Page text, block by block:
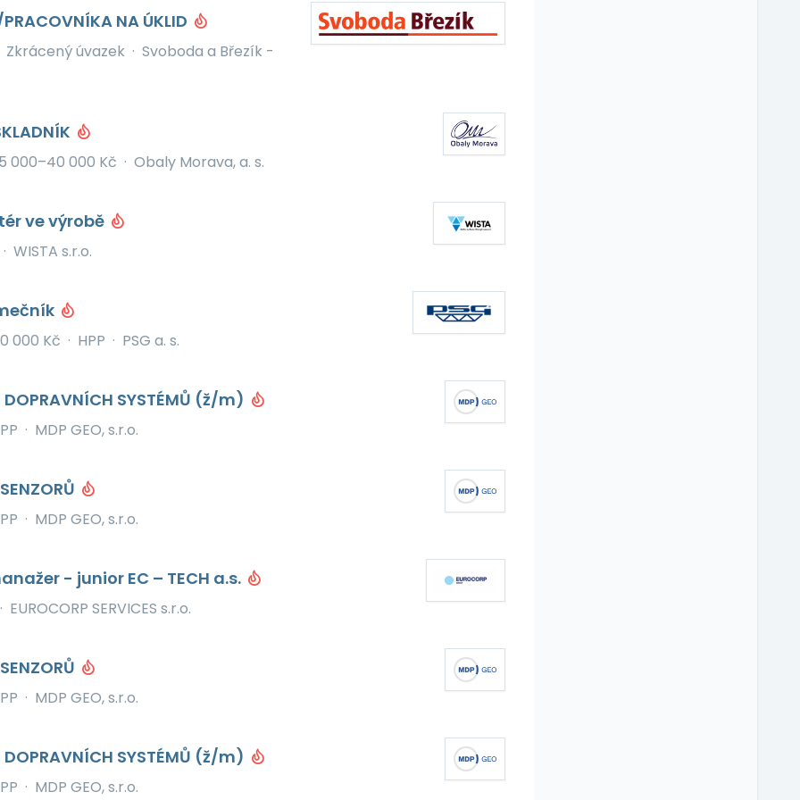
NA ÚKLID
Zkrácený úvazek · Svoboda a Březík -
000–40 000 Kč · Obaly Morava, a. s.
ve výrobě
· WISTA s.r.o.
000 Kč · HPP · PSG a. s.
DOPRAVNÍCH SYSTÉMŮ (ž/m)
· MDP GEO, s.r.o.
· MDP GEO, s.r.o.
- junior EC – TECH a.s.
· EUROCORP SERVICES s.r.o.
· MDP GEO, s.r.o.
DOPRAVNÍCH SYSTÉMŮ (ž/m)
· MDP GEO, s.r.o.